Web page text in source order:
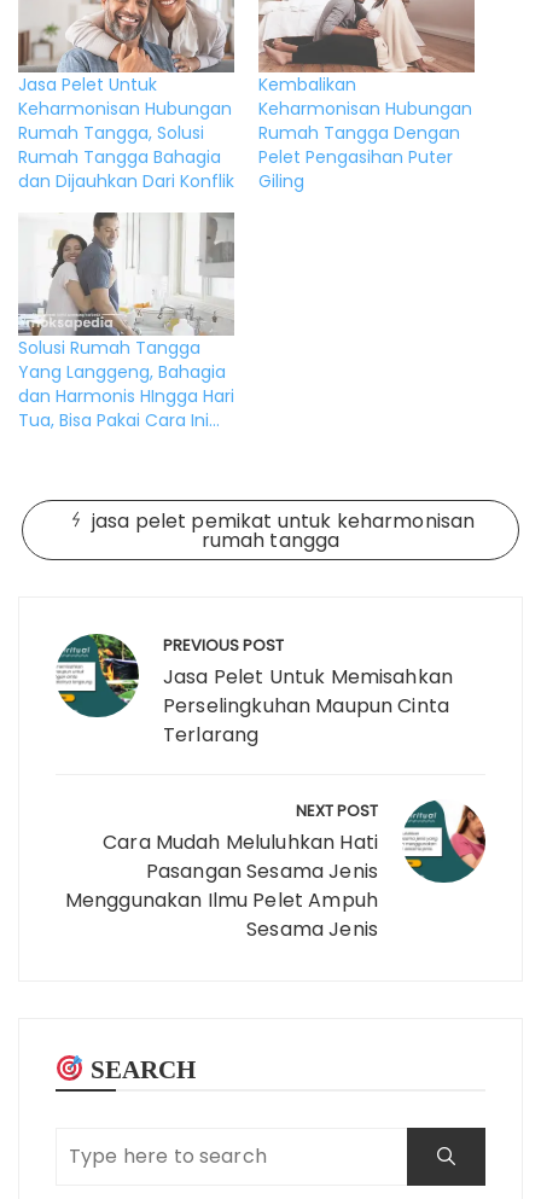
Jasa Pelet Untuk
Keharmonisan Hubungan
Rumah Tangga, Solusi
Rumah Tangga Bahagia
dan Dijauhkan Dari Konflik
Kembalikan
Keharmonisan Hubungan
Rumah Tangga Dengan
Pelet Pengasihan Puter
Giling
Solusi Rumah Tangga
Yang Langgeng, Bahagia
dan Harmonis HIngga Hari
Tua, Bisa Pakai Cara Ini…
jasa pelet pemikat untuk keharmonisan
rumah tangga
navigationPREVIOUS POST
Jasa Pelet Untuk Memisahkan
Perselingkuhan Maupun Cinta
Terlarang
NEXT POST
Cara Mudah Meluluhkan Hati
Pasangan Sesama Jenis
Menggunakan Ilmu Pelet Ampuh
Sesama Jenis
SEARCH